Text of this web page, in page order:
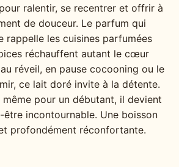
ralentir, se recentrer et offrir à
de douceur. Le parfum qui
rappelle les cuisines parfumées
réchauffent autant le cœur
réveil, en pause cocooning ou le
ce lait doré invite à la détente.
même pour un débutant, il devient
incontournable. Une boisson
profondément réconfortante.